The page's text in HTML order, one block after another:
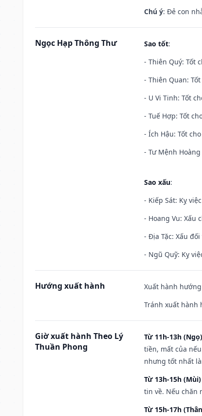
Chú ý: Đẻ con
Ngọc Hạp Thông Thư Sao tốt:
- Thiên Quý: Tốt
- Thiên Quan:
- U Vi Tinh: Tốt
- Tuế Hợp: Tốt
- Ích Hậu: Tốt
- Tư Mệnh
Sao xấu:
- Kiếp Sát: Kỵ
- Hoang Vu: Xấu
- Địa Tặc: Xấu
- Ngũ Quỹ: Kỵ
Hướng xuất hành
Xuất hành
Tránh xuất hành
Giờ xuất hành Theo Lý
Thuần Phong
Từ 11h-13h
tiền, mất của
nhưng tốt nhất
Từ 13h-15h
tin về. Nếu chăn
Từ 15h-17h